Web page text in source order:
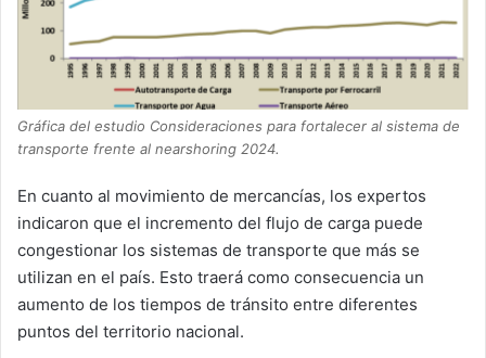
Gráfica del estudio Consideraciones para fortalecer al sistema de
transporte frente al nearshoring 2024.
En cuanto al movimiento de mercancías, los expertos
indicaron que el incremento del flujo de carga puede
congestionar los sistemas de transporte que más se
utilizan en el país. Esto traerá como consecuencia un
aumento de los tiempos de tránsito entre diferentes
puntos del territorio nacional.